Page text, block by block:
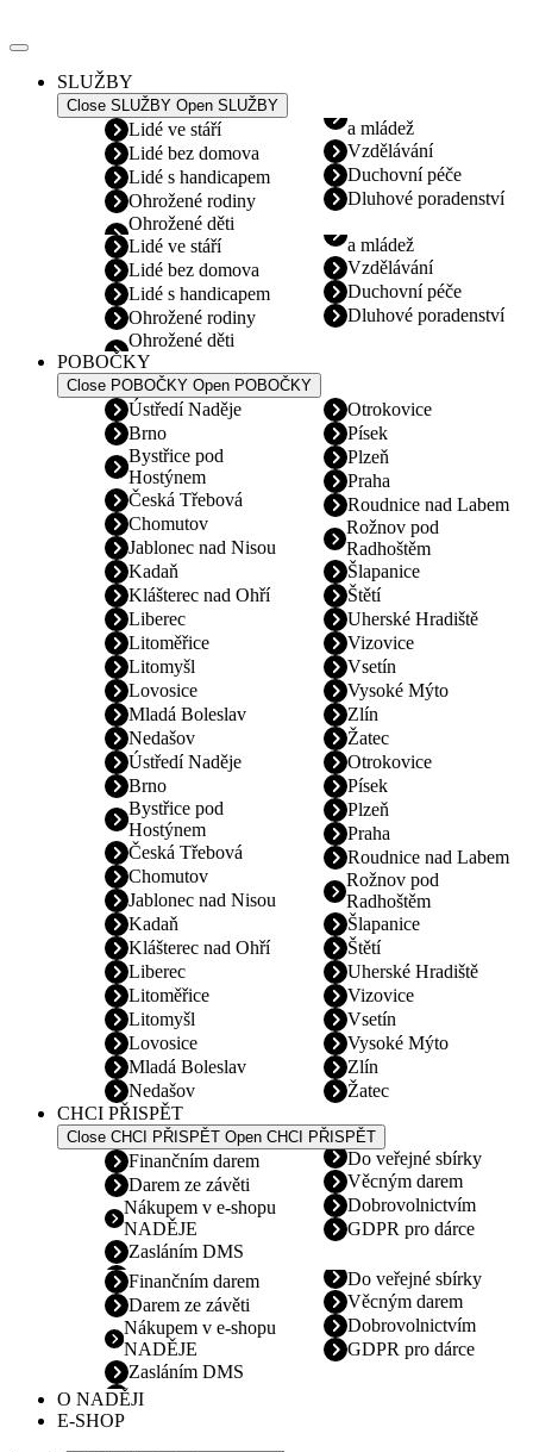
k
SLUŽBY
Close SLUŽBY Open SLUŽBY
Lidé ve stáří
Lidé bez domova
Lidé s handicapem
Ohrožené rodiny
Ohrožené děti
a mládež
Vzdělávání
Duchovní péče
Dluhové poradenství
Lidé ve stáří
Lidé bez domova
Lidé s handicapem
Ohrožené rodiny
Ohrožené děti
a mládež
Vzdělávání
Duchovní péče
Dluhové poradenství
POBOČKY
Close POBOČKY Open POBOČKY
Ústředí Naděje
Brno
Bystřice pod
Hostýnem
Česká Třebová
Chomutov
Jablonec nad Nisou
Kadaň
Klášterec nad Ohří
Liberec
Litoměřice
Litomyšl
Lovosice
Mladá Boleslav
Nedašov
Otrokovice
Písek
Plzeň
Praha
Roudnice nad Labem
Rožnov pod
Radhoštěm
Šlapanice
Štětí
Uherské Hradiště
Vizovice
Vsetín
Vysoké Mýto
Zlín
Žatec
Ústředí Naděje
Brno
Bystřice pod
Hostýnem
Česká Třebová
Chomutov
Jablonec nad Nisou
Kadaň
Klášterec nad Ohří
Liberec
Litoměřice
Litomyšl
Lovosice
Mladá Boleslav
Nedašov
Otrokovice
Písek
Plzeň
Praha
Roudnice nad Labem
Rožnov pod
Radhoštěm
Šlapanice
Štětí
Uherské Hradiště
Vizovice
Vsetín
Vysoké Mýto
Zlín
Žatec
CHCI PŘISPĚT
Close CHCI PŘISPĚT Open CHCI PŘISPĚT
Finančním darem
Darem ze závěti
Nákupem v e-shopu
NADĚJE
Zasláním DMS
Do veřejné sbírky
Věcným darem
Dobrovolnictvím
GDPR pro dárce
Finančním darem
Darem ze závěti
Nákupem v e-shopu
NADĚJE
Zasláním DMS
Do veřejné sbírky
Věcným darem
Dobrovolnictvím
GDPR pro dárce
O NADĚJI
E-SHOP